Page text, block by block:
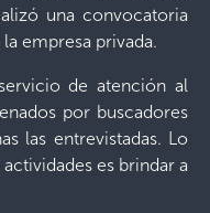
una convocatoria
empresa privada.
de atención al
por buscadores
las entrevistadas. Lo
es brindar a